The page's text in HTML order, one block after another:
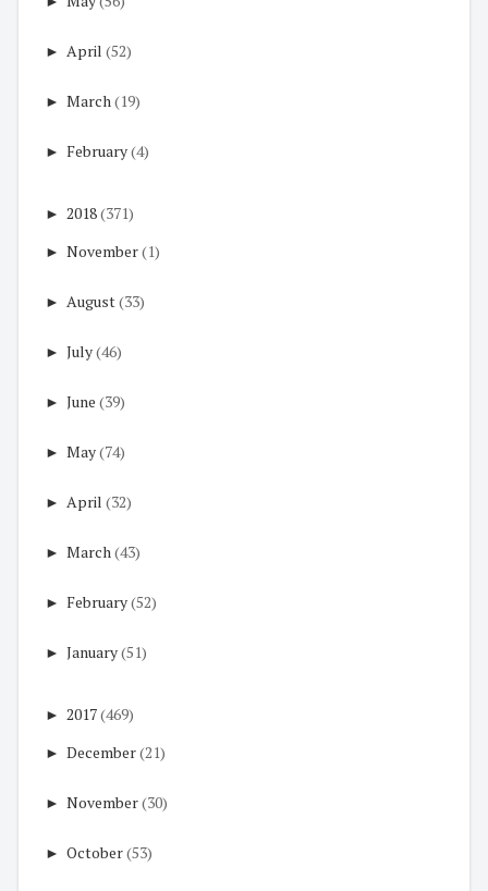
► April (52)
► March(19)
► February(4)
► 2018(371)
► November(1)
► August(33)
► July(46)
► June (39)
► May(74)
► April (32)
► March(43)
► February(52)
► January(51)
► 2017(469)
► December(21)
► November(30)
► October(53)